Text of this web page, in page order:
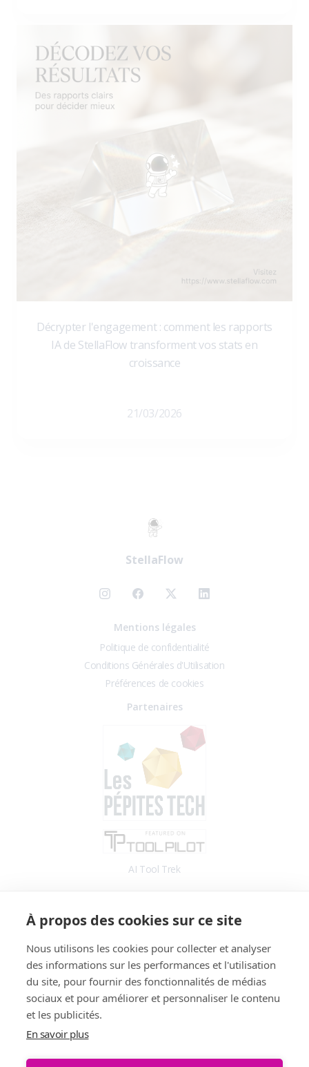
À propos des cookies sur ce site
Nous utilisons les cookies pour collecter et analyser
des informations sur les performances et l'utilisation
du site, pour fournir des fonctionnalités de médias
sociaux et pour améliorer et personnaliser le contenu
et les publicités.
En savoir plus
Décrypter l'engagement : comment les rapports
IA de StellaFlow transforment vos stats en
croissance
21/03/2026
StellaFlow
Mentions légales
Politique de confidentialité
Conditions Générales d'Utilisation
Préférences de cookies
Partenaires
AI Tool Trek
Application
Informations
Fonctionnalités